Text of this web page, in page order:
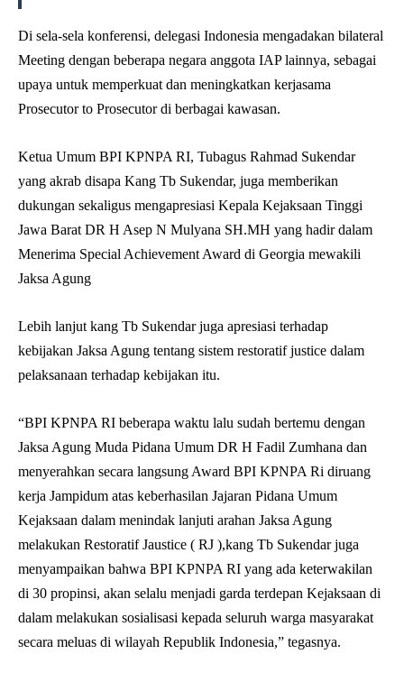
Di sela-sela konferensi, delegasi Indonesia mengadakan bilateral
Meeting dengan beberapa negara anggota IAP lainnya, sebagai
upaya untuk memperkuat dan meningkatkan kerjasama
Prosecutor to Prosecutor di berbagai kawasan.
Ketua Umum BPI KPNPA RI, Tubagus Rahmad Sukendar
yang akrab disapa Kang Tb Sukendar, juga memberikan
dukungan sekaligus mengapresiasi Kepala Kejaksaan Tinggi
Jawa Barat DR H Asep N Mulyana SH.MH yang hadir dalam
Menerima Special Achievement Award di Georgia mewakili
Jaksa Agung
Lebih lanjut kang Tb Sukendar juga apresiasi terhadap
kebijakan Jaksa Agung tentang sistem restoratif justice dalam
pelaksanaan terhadap kebijakan itu.
“BPI KPNPA RI beberapa waktu lalu sudah bertemu dengan
Jaksa Agung Muda Pidana Umum DR H Fadil Zumhana dan
menyerahkan secara langsung Award BPI KPNPA Ri diruang
kerja Jampidum atas keberhasilan Jajaran Pidana Umum
Kejaksaan dalam menindak lanjuti arahan Jaksa Agung
melakukan Restoratif Jaustice ( RJ ),kang Tb Sukendar juga
menyampaikan bahwa BPI KPNPA RI yang ada keterwakilan
di 30 propinsi, akan selalu menjadi garda terdepan Kejaksaan di
dalam melakukan sosialisasi kepada seluruh warga masyarakat
secara meluas di wilayah Republik Indonesia,” tegasnya.